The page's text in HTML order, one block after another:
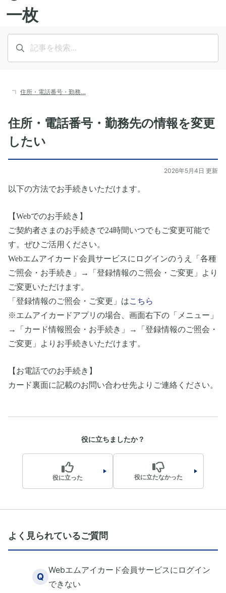
住所・電話番号・勤務…
住所・電話番号・勤務先の情報を変更
したい
2026年5月4日 更新
以下の方法でお手続きいただけます。
【Webでのお手続き】
ご契約者さまのお手続きで24時間いつでもご変更可能で
す。ぜひご活用ください。
Webエムアイカード会員サービスにログインのうえ「各種
ご照会・お手続き」→「登録情報のご照会・ご変更」より
ご変更いただけます。
「登録情報のご照会・ご変更」はこちら
※エムアイカードアプリの場合、画面右下の「メニュー」
→「カード情報照会・お手続き」→「登録情報のご照会・
ご変更」よりお手続きいただけます。
【お電話でのお手続き】
カード裏面に記載のお問い合わせ先よりご連絡ください。
役に立ちましたか？
役に立った 役に立たなかった
よく見られているご質問
Q
Webエムアイカード会員サービスにログイン
できない